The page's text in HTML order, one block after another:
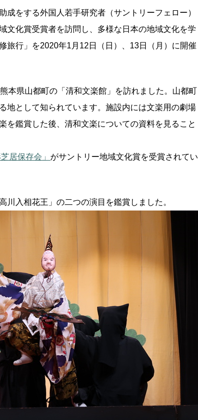
成をする外国人若手研究者（サントリーフェロー）
文化賞受賞者を訪問し、多様な日本の地域文化を学
旅行」を2020年1月12日（日）、13日（月）に開催
本県山都町の「清和文楽館」を訪れました。山都町
地として知られています。施設内には文楽用の劇場
を鑑賞した後、清和文楽についての資料を見ること
居保存会」 がサントリー地域文化賞を受賞されてい
川入相花王」の二つの演目を鑑賞しました。